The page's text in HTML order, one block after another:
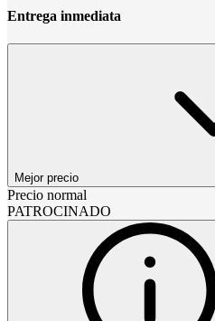
Entrega inmediata
Mejor precio
Precio normal
PATROCINADO